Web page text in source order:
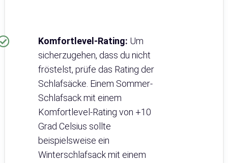
Komfortlevel-Rating: Um
sicherzugehen, dass du nicht
fröstelst, prüfe das Rating der
Schlafsäcke. Einem Sommer-
Schlafsack mit einem
Komfortlevel-Rating von +10
Grad Celsius sollte
beispielsweise ein
Winterschlafsack mit einem